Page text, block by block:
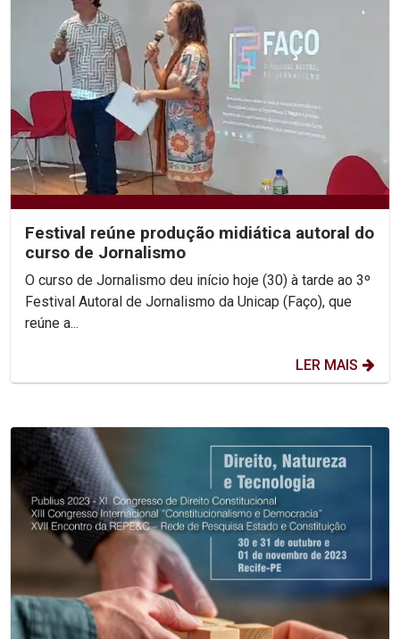
Festival reúne produção midiática autoral do
curso de Jornalismo
O curso de Jornalismo deu início hoje (30) à tarde ao 3º
Festival Autoral de Jornalismo da Unicap (Faço), que
reúne a...
LER MAIS